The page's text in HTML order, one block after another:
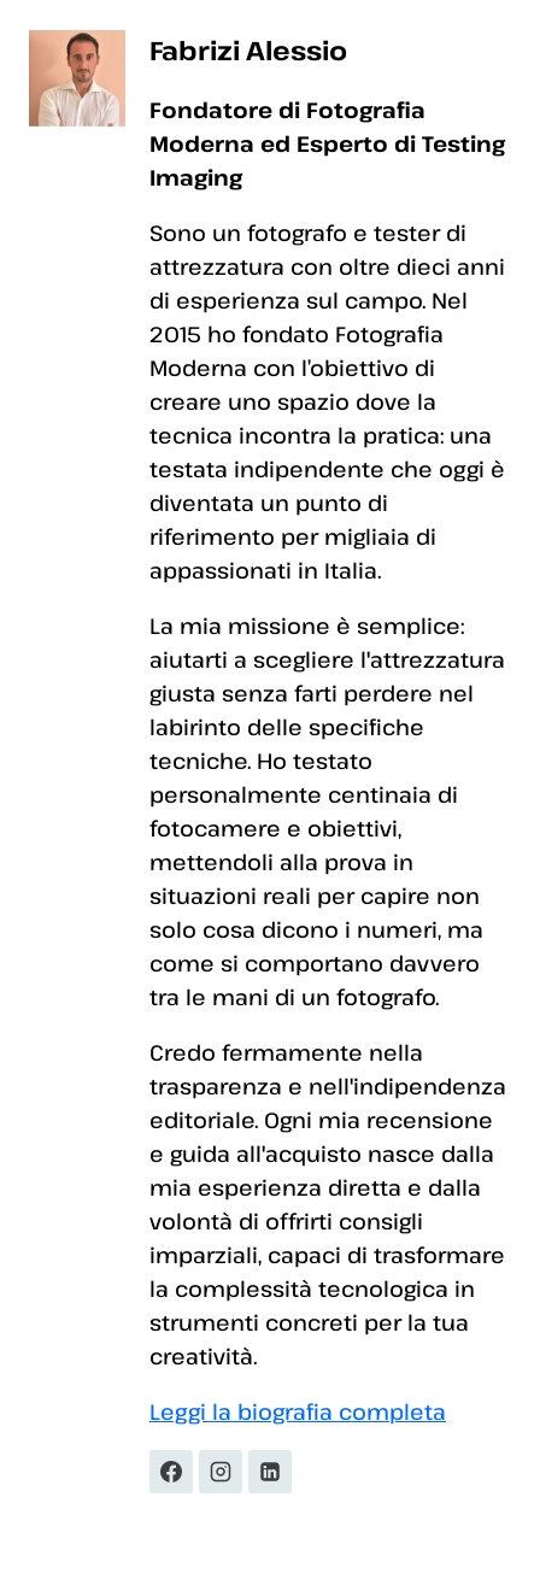
Fabrizi Alessio
Fondatore di Fotografia
Moderna ed Esperto di Testing
Imaging
Sono un fotografo e tester di
attrezzatura con oltre dieci anni
di esperienza sul campo. Nel
2015 ho fondato Fotografia
Moderna con l’obiettivo di
creare uno spazio dove la
tecnica incontra la pratica: una
testata indipendente che oggi è
diventata un punto di
riferimento per migliaia di
appassionati in Italia.
La mia missione è semplice:
aiutarti a scegliere l'attrezzatura
giusta senza farti perdere nel
labirinto delle specifiche
tecniche. Ho testato
personalmente centinaia di
fotocamere e obiettivi,
mettendoli alla prova in
situazioni reali per capire non
solo cosa dicono i numeri, ma
come si comportano davvero
tra le mani di un fotografo.
Credo fermamente nella
trasparenza e nell'indipendenza
editoriale. Ogni mia recensione
e guida all'acquisto nasce dalla
mia esperienza diretta e dalla
volontà di offrirti consigli
imparziali, capaci di trasformare
la complessità tecnologica in
strumenti concreti per la tua
creatività.
Leggi la biografia completa